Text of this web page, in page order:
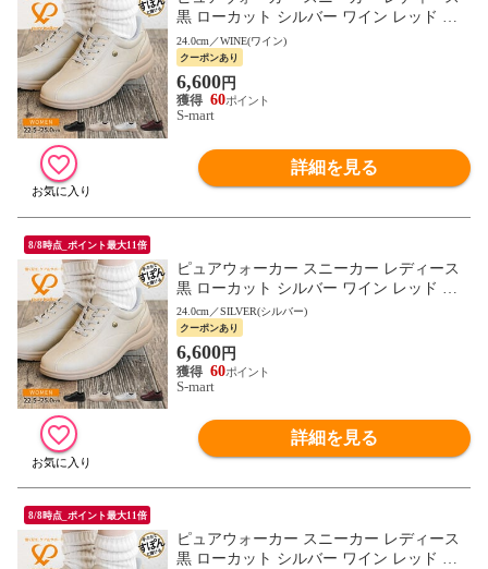
黒 ローカット シルバー ワイン レッド ベ
ージュ 白 ホワイト 1800 pure walker
24.0cm／WINE(ワイン)
クーポンあり
6,600円
60
S-mart
詳細を見る
8/8時点_ポイント最大11倍
ピュアウォーカー スニーカー レディース
黒 ローカット シルバー ワイン レッド ベ
ージュ 白 ホワイト 1800 pure walker
24.0cm／SILVER(シルバー)
クーポンあり
6,600円
60
S-mart
詳細を見る
8/8時点_ポイント最大11倍
ピュアウォーカー スニーカー レディース
黒 ローカット シルバー ワイン レッド ベ